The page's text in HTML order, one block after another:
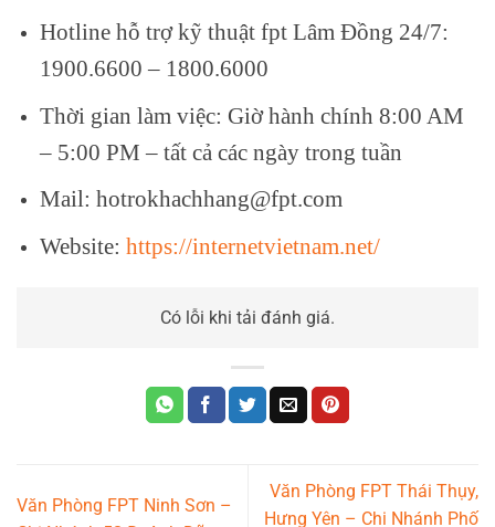
Hotline hỗ trợ kỹ thuật fpt Lâm Đồng 24/7:
1900.6600 – 1800.6000
Thời gian làm việc: Giờ hành chính 8:00 AM
– 5:00 PM – tất cả các ngày trong tuần
Mail: hotrokhachhang@fpt.com
Website: https://internetvietnam.net/
Có lỗi khi tải đánh giá.
Văn Phòng FPT Ninh Sơn –
Văn Phòng FPT Thái Thụy,
Hưng Yên – Chi Nhánh Phố